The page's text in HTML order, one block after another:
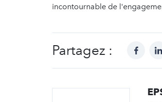
incontournable de
Partagez :